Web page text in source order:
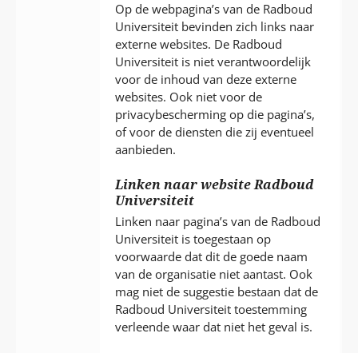
Op de webpagina’s van de Radboud
Universiteit bevinden zich links naar
externe websites. De Radboud
Universiteit is niet verantwoordelijk
voor de inhoud van deze externe
websites. Ook niet voor de
privacybescherming op die pagina’s,
of voor de diensten die zij eventueel
aanbieden.
Linken naar website Radboud
Universiteit
Linken naar pagina’s van de Radboud
Universiteit is toegestaan op
voorwaarde dat dit de goede naam
van de organisatie niet aantast. Ook
mag niet de suggestie bestaan dat de
Radboud Universiteit toestemming
verleende waar dat niet het geval is.